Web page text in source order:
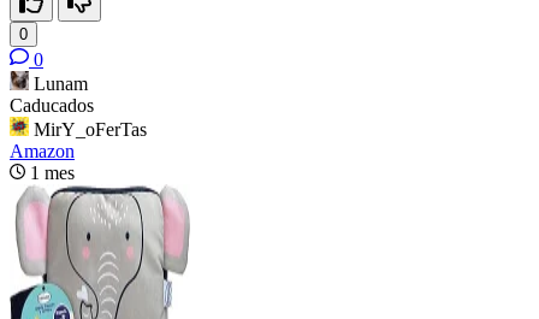
0
0
Lunam
Caducados
MirY_oFerTas
Amazon
1 mes